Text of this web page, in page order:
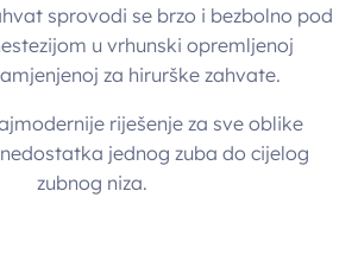
sprovodi se brzo i bezbolno pod
u vrhunski opremljenoj
za hirurške zahvate.
riješenje za sve oblike
jednog zuba do cijelog
zubnog niza.